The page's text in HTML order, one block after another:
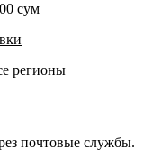
сум
регионы
почтовые службы.